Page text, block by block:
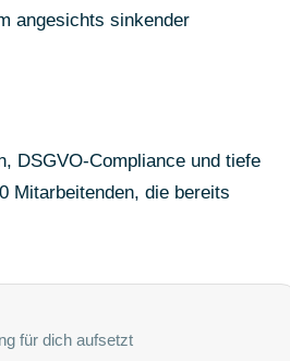
angesichts sinkender
DSGVO-Compliance und tiefe
Mitarbeitenden, die bereits
für dich aufsetzt